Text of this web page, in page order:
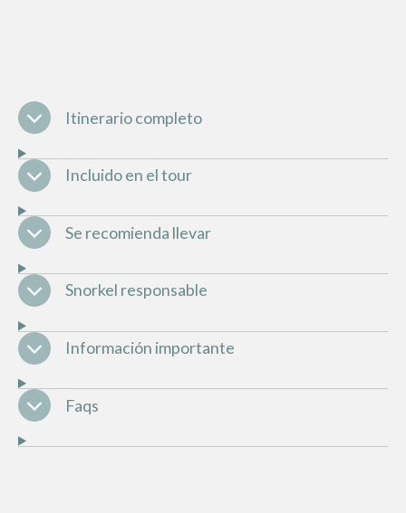
Itinerario completo
Incluido en el tour
Se recomienda llevar
Snorkel responsable
Información importante
Faqs